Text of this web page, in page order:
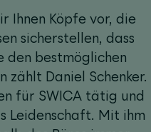
Ihnen Köpfe vor, die
sicherstellen, dass
den bestmöglichen
zählt Daniel Schenker.
für SWICA tätig und
Leidenschaft. Mit ihm